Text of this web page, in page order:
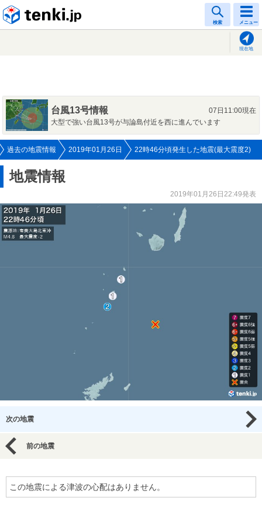
検索 メニュー
現在地
台風13号情報
07日11:00現在
大型で強い台風13号が与論島付近を西に進んでいます
過去の地震情報 2019年01月26日 22時46分頃発生した地震(最大震度2)
地震情報
2019年01月26日22:49発表
次の地震
前の地震
この地震による津波の心配はありません。